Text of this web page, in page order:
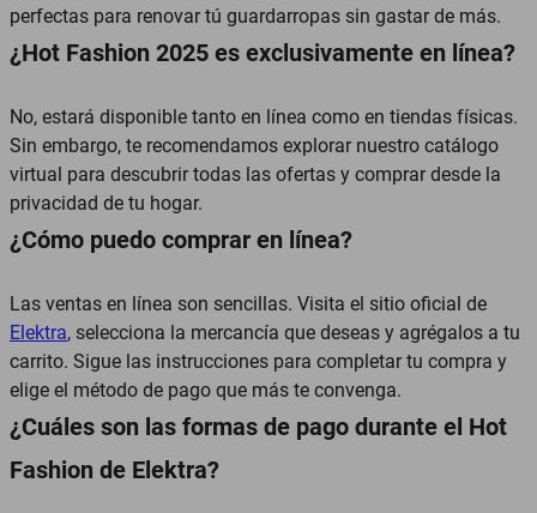
perfectas para renovar tú guardarropas sin gastar de más.
¿Hot Fashion 2025 es exclusivamente en línea?
No, estará disponible tanto en línea como en tiendas físicas.
Sin embargo, te recomendamos explorar nuestro catálogo
virtual para descubrir todas las ofertas y comprar desde la
privacidad de tu hogar.
¿Cómo puedo comprar en línea?
Las ventas en línea son sencillas. Visita el sitio oficial de
Elektra, selecciona la mercancía que deseas y agrégalos a tu
carrito. Sigue las instrucciones para completar tu compra y
elige el método de pago que más te convenga.
¿Cuáles son las formas de pago durante el Hot
Fashion de Elektra?